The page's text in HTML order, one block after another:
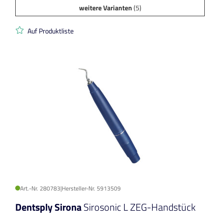
weitere Varianten(5)
Auf Produktliste
Art.-Nr. 280783|Hersteller-Nr. 5913509
Dentsply SironaSirosonic L ZEG-Handstück